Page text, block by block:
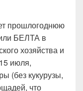
прошлогоднюю
БЕЛТА в
хозяйства и
июля,
(без кукурузы,
что